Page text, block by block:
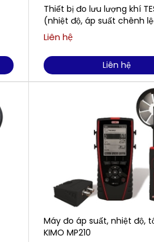
Thiết bị đo lưu lượng khí
(nhiệt độ, áp suất chênh
lượng khí)
Liên hệ
Liên hệ
Máy đo áp suất, nhiệt độ,
KIMO MP210